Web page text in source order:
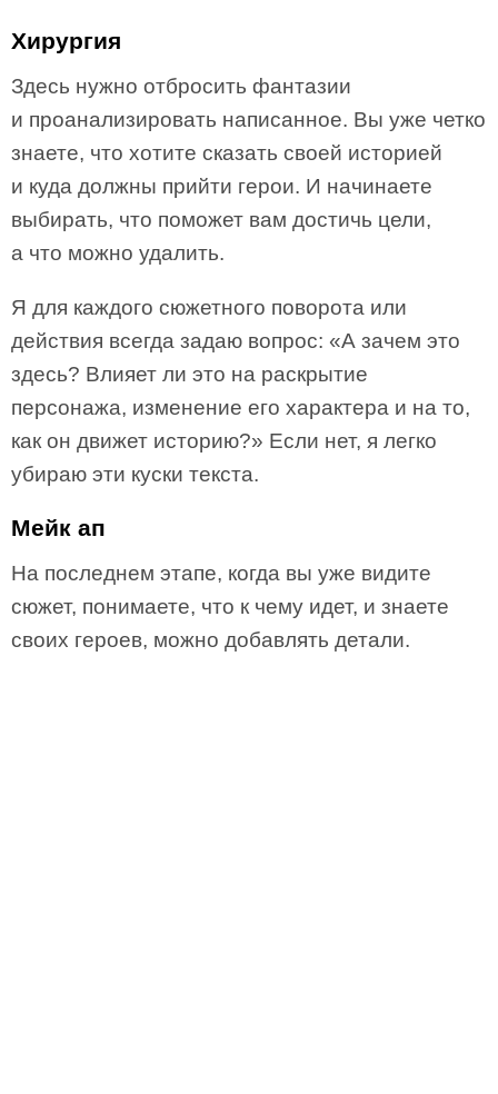
Хирургия
Здесь нужно отбросить фантазии
и проанализировать написанное. Вы уже четко
знаете, что хотите сказать своей историей
и куда должны прийти герои. И начинаете
выбирать, что поможет вам достичь цели,
а что можно удалить.
Я для каждого сюжетного поворота или
действия всегда задаю вопрос: «А зачем это
здесь? Влияет ли это на раскрытие
персонажа, изменение его характера и на то,
как он движет историю?» Если нет, я легко
убираю эти куски текста.
Мейк ап
На последнем этапе, когда вы уже видите
сюжет, понимаете, что к чему идет, и знаете
своих героев, можно добавлять детали.